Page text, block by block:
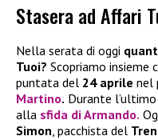
Stasera ad Affari
Nella serata di oggi
Tuoi? Scopriamo insieme
puntata del 24 aprile nel
Martino. Durante
alla sfida di Armando.
Simon, pacchista del